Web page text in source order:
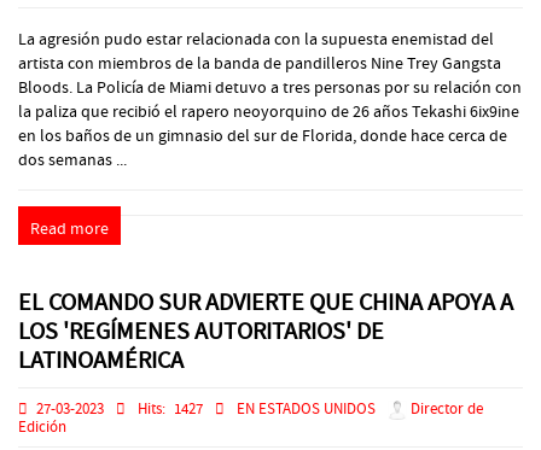
La agresión pudo estar relacionada con la supuesta enemistad del
artista con miembros de la banda de pandilleros Nine Trey Gangsta
Bloods. La Policía de Miami detuvo a tres personas por su relación con
la paliza que recibió el rapero neoyorquino de 26 años Tekashi 6ix9ine
en los baños de un gimnasio del sur de Florida, donde hace cerca de
dos semanas ...
Read more
EL COMANDO SUR ADVIERTE QUE CHINA APOYA A
LOS 'REGÍMENES AUTORITARIOS' DE
LATINOAMÉRICA
27-03-2023 Hits: 1427 EN ESTADOS UNIDOS
Director de
Edición